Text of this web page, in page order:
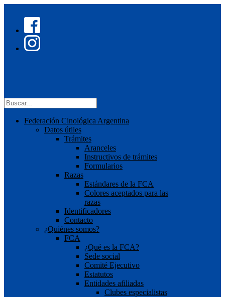
Federación Cinológica Argentina
Datos útiles
Trámites
Aranceles
Instructivos de trámites
Formularios
Razas
Estándares de la FCA
Colores aceptados para las
razas
Identificadores
Contacto
¿Quiénes somos?
FCA
¿Qué es la FCA?
Sede social
Comité Ejecutivo
Estatutos
Entidades afiliadas
Clubes especialistas